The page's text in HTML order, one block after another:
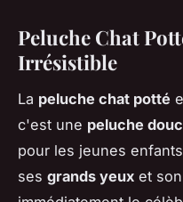
Peluche Chat
Irrésistible
La peluche chat potté
c'est une peluche
pour les jeunes
ses grands yeux et